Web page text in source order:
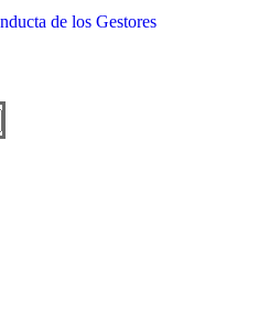
de los Gestores